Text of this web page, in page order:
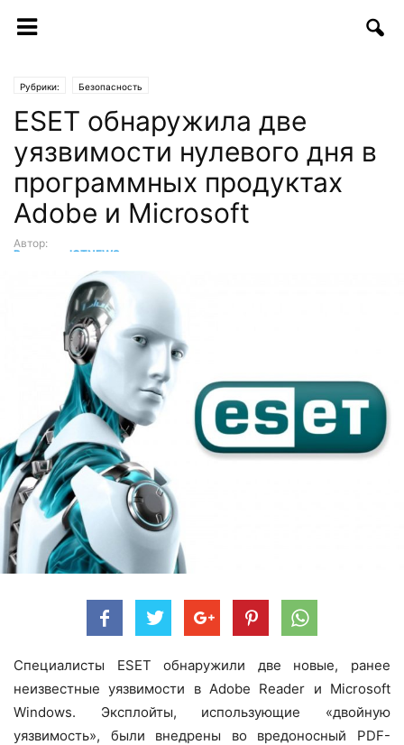
Рубрики: Безопасность
ESET обнаружила две
уязвимости нулевого дня в
программных продуктах
Adobe и Microsoft
Автор:
Редакция ICTNEWS
Специалисты ESET обнаружили две новые, ранее
неизвестные уязвимости в Adobe Reader и Microsoft
Windows. Эксплойты, использующие «двойную
уязвимость», были внедрены во вредоносный PDF-